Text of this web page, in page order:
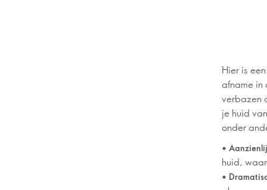
Hier is
afname in
verbazen
je huid
onder
•
huid,
•